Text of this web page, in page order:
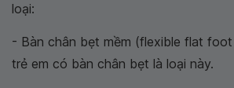
loại:
- Bàn chân bẹt mềm (flexible flat
trẻ em có bàn chân bẹt là loại này.